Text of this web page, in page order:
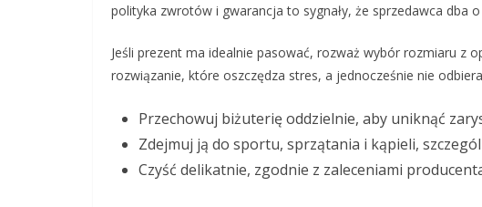
polityka zwrotów i gwarancja to sygnały, że sprzedawca dba
Jeśli prezent ma idealnie pasować, rozważ wybór rozmiaru z
rozwiązanie, które oszczędza stres, a jednocześnie nie
Przechowuj biżuterię oddzielnie, aby uniknąć
Zdejmuj ją do sportu, sprzątania i kąpieli,
Czyść delikatnie, zgodnie z zaleceniami